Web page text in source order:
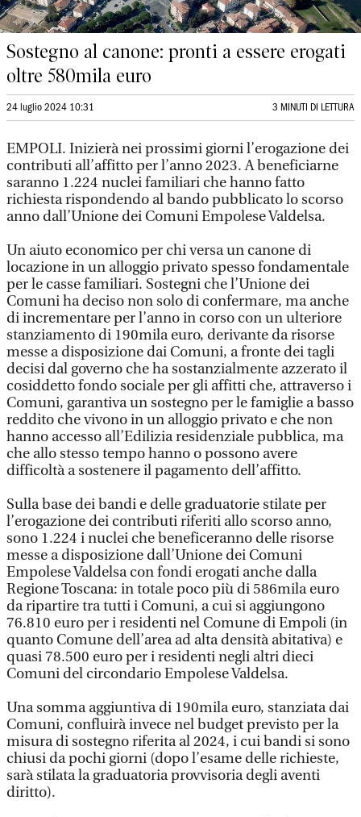
Sostegno al canone: pronti a essere erogati
oltre 580mila euro
24 luglio 2024 10:31 3 MINUTI DI LETTURA
EMPOLI. Inizierà nei prossimi giorni l’erogazione dei
contributi all’affitto per l’anno 2023. A beneficiarne
saranno 1.224 nuclei familiari che hanno fatto
richiesta rispondendo al bando pubblicato lo scorso
anno dall’Unione dei Comuni Empolese Valdelsa.
Un aiuto economico per chi versa un canone di
locazione in un alloggio privato spesso fondamentale
per le casse familiari. Sostegni che l’Unione dei
Comuni ha deciso non solo di confermare, ma anche
di incrementare per l’anno in corso con un ulteriore
stanziamento di 190mila euro, derivante da risorse
messe a disposizione dai Comuni, a fronte dei tagli
decisi dal governo che ha sostanzialmente azzerato il
cosiddetto fondo sociale per gli affitti che, attraverso i
Comuni, garantiva un sostegno per le famiglie a basso
reddito che vivono in un alloggio privato e che non
hanno accesso all’Edilizia residenziale pubblica, ma
che allo stesso tempo hanno o possono avere
difficoltà a sostenere il pagamento dell’affitto.
Sulla base dei bandi e delle graduatorie stilate per
l’erogazione dei contributi riferiti allo scorso anno,
sono 1.224 i nuclei che beneficeranno delle risorse
messe a disposizione dall’Unione dei Comuni
Empolese Valdelsa con fondi erogati anche dalla
Regione Toscana: in totale poco più di 586mila euro
da ripartire tra tutti i Comuni, a cui si aggiungono
76.810 euro per i residenti nel Comune di Empoli (in
quanto Comune dell’area ad alta densità abitativa) e
quasi 78.500 euro per i residenti negli altri dieci
Comuni del circondario Empolese Valdelsa.
Una somma aggiuntiva di 190mila euro, stanziata dai
Comuni, confluirà invece nel budget previsto per la
misura di sostegno riferita al 2024, i cui bandi si sono
chiusi da pochi giorni (dopo l’esame delle richieste,
sarà stilata la graduatoria provvisoria degli aventi
diritto).